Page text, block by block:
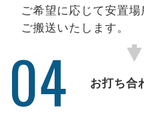
ご希望に応じて安置
ご搬送いたします。
04 お打ち合